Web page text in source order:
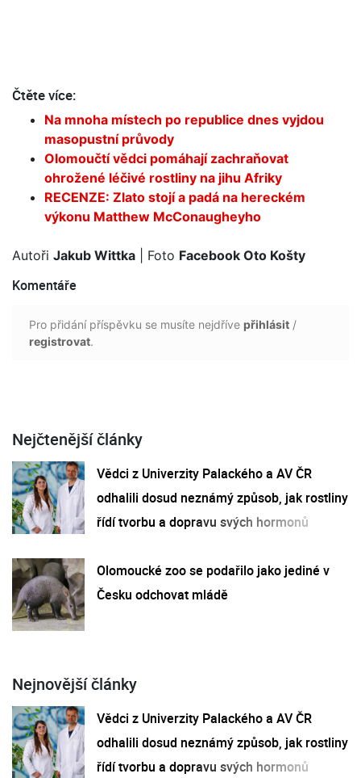
Čtěte více:
Na mnoha místech po republice dnes vyjdou
masopustní průvody
Olomoučtí vědci pomáhají zachraňovat
ohrožené léčivé rostliny na jihu Afriky
RECENZE: Zlato stojí a padá na hereckém
výkonu Matthew McConaugheyho
Autoři Jakub Wittka | Foto Facebook Oto Košty
Komentáře
Pro přidání příspěvku se musíte nejdříve přihlásit /
registrovat.
Nejčtenější články
Vědci z Univerzity Palackého a AV ČR
odhalili dosud neznámý způsob, jak rostliny
řídí tvorbu a dopravu svých hormonů
Olomoucké zoo se podařilo jako jediné v
Česku odchovat mládě
Nejnovější články
Vědci z Univerzity Palackého a AV ČR
odhalili dosud neznámý způsob, jak rostliny
řídí tvorbu a dopravu svých hormonů